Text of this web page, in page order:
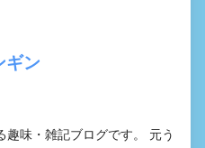
ギン
味・雑記ブログです。 元う